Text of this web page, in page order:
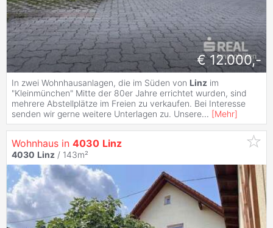
€ 12.000,-
In zwei Wohnhausanlagen, die im Süden von Linz im
"Kleinmünchen" Mitte der 80er Jahre errichtet wurden, sind
mehrere Abstellplätze im Freien zu verkaufen. Bei Interesse
senden wir gerne weitere Unterlagen zu. Unsere... [Mehr]
Wohnhaus in 4030 Linz
4030 Linz / 143m²